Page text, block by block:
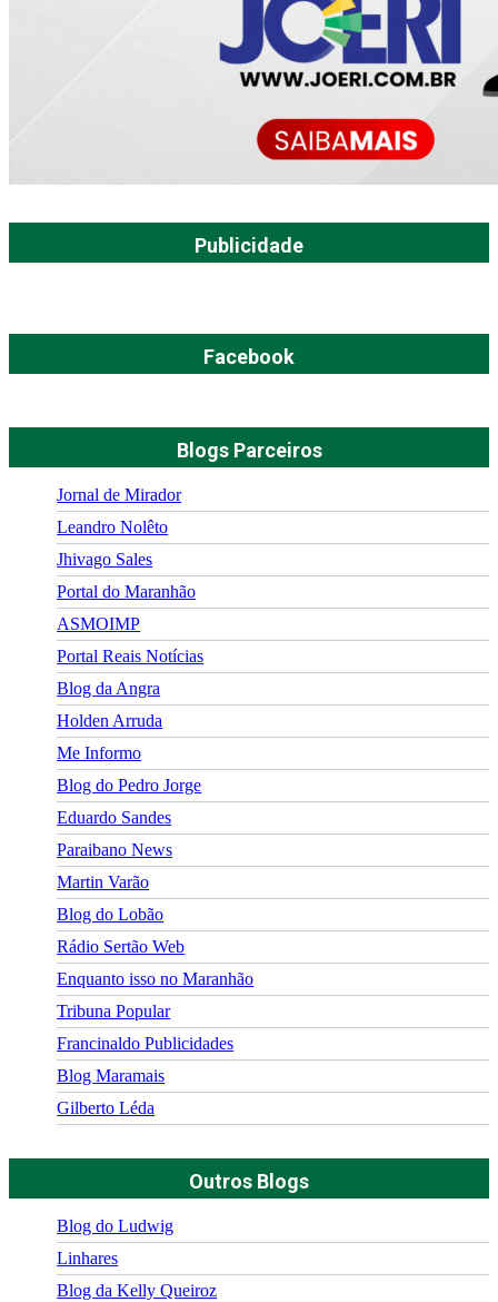
Publicidade
Facebook
Blogs Parceiros
Jornal de Mirador
Leandro Nolêto
Jhivago Sales
Portal do Maranhão
ASMOIMP
Portal Reais Notí­cias
Blog da Angra
Holden Arruda
Me Informo
Blog do Pedro Jorge
Eduardo Sandes
Paraibano News
Martin Varão
Blog do Lobão
Rádio Sertão Web
Enquanto isso no Maranhão
Tribuna Popular
Francinaldo Publicidades
Blog Maramais
Gilberto Léda
Outros Blogs
Blog do Ludwig
Linhares
Blog da Kelly Queiroz